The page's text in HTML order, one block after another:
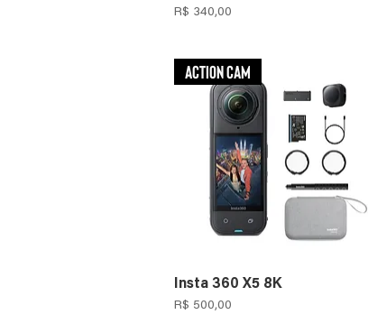
Preço
R$ 340,00
Action Cam
Insta 360 X5 8K
Preço
R$ 500,00